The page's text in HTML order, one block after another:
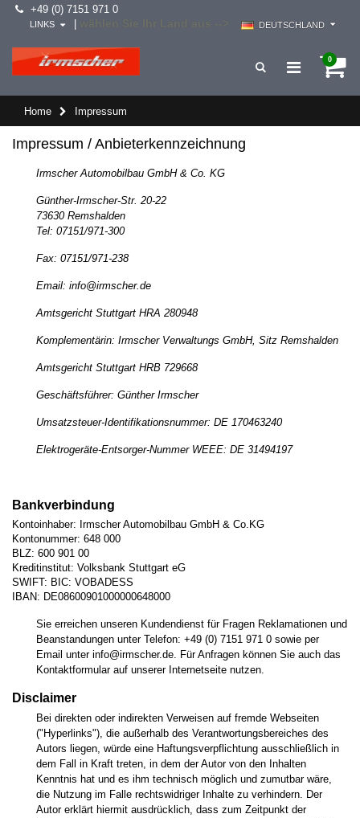
+49 (0) 7151 971 0
DEUTSCHLAND
LINKS
0
Home Impressum
Impressum / Anbieterkennzeichnung
Irmscher Automobilbau GmbH & Co. KG
Günther-Irmscher-Str. 20-22
73630 Remshalden
Tel: 07151/971-300
Fax: 07151/971-238
Email: info@irmscher.de
Amtsgericht Stuttgart HRA 280948
Komplementärin: Irmscher Verwaltungs GmbH, Sitz Remshalden
Amtsgericht Stuttgart HRB 729668
Geschäftsführer: Günther Irmscher
Umsatzsteuer-Identifikationsnummer: DE 170463240
Elektrogeräte-Entsorger-Nummer WEEE: DE 31494197
Bankverbindung
Kontoinhaber: Irmscher Automobilbau GmbH & Co.KG
Kontonummer: 648 000
BLZ: 600 901 00
Kreditinstitut: Volksbank Stuttgart eG
SWIFT: BIC: VOBADESS
IBAN: DE08600901000000648000
Sie erreichen unseren Kundendienst für Fragen Reklamationen und
Beanstandungen unter Telefon: +49 (0) 7151 971 0 sowie per
Email unter info@irmscher.de. Für Anfragen können Sie auch das
Kontaktformular auf unserer Internetseite nutzen.
Disclaimer
Bei direkten oder indirekten Verweisen auf fremde Webseiten
("Hyperlinks"), die außerhalb des Verantwortungsbereiches des
Autors liegen, würde eine Haftungsverpflichtung ausschließlich in
dem Fall in Kraft treten, in dem der Autor von den Inhalten
Kenntnis hat und es ihm technisch möglich und zumutbar wäre,
die Nutzung im Falle rechtswidriger Inhalte zu verhindern. Der
Autor erklärt hiermit ausdrücklich, dass zum Zeitpunkt der